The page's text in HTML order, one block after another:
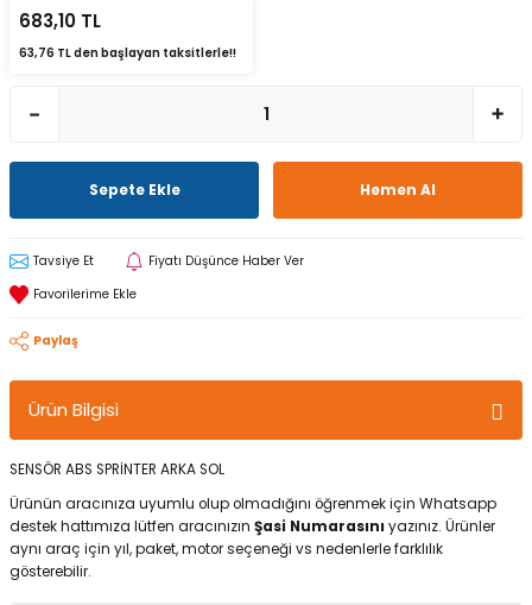
683,10 TL
63,76 TL den başlayan taksitlerle!!
Sepete Ekle Hemen Al
Tavsiye Et Fiyatı Düşünce Haber Ver
Paylaş
Ürün Bilgisi
SENSÖR ABS SPRİNTER ARKA SOL
Ürünün aracınıza uyumlu olup olmadığını öğrenmek için Whatsapp
destek hattımıza lütfen aracınızın Şasi Numarasını yazınız. Ürünler
aynı araç için yıl, paket, motor seçeneği vs nedenlerle farklılık
gösterebilir.